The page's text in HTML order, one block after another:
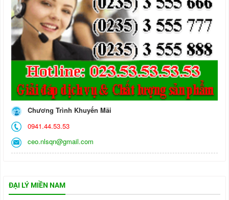
Chương Trình Khuyến Mãi
0941.44.53.53
ceo.nlsqn@gmail.com
ĐẠI LÝ MIỀN NAM